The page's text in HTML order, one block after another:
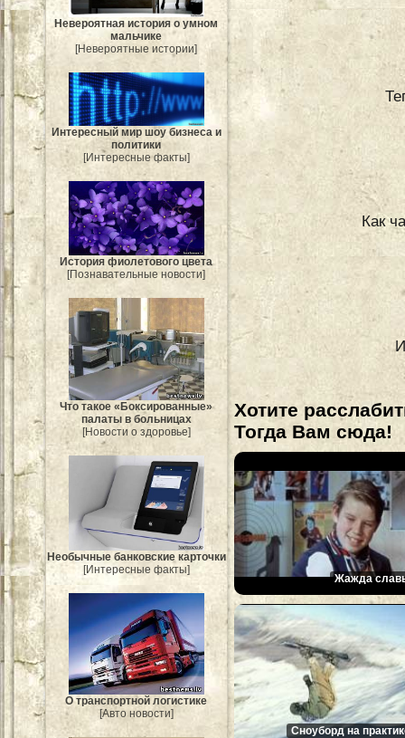
Невероятная история о умном
мальчике
[Невероятные истории]
Интересный мир шоу бизнеса и
политики
[Интересные факты]
История фиолетового цвета
[Познавательные новости]
Что такое «Боксированные»
палаты в больницах
[Новости о здоровье]
Необычные банковские карточки
[Интересные факты]
О транспортной логистике
[Авто новости]
Как
Хотите
Тогда Вам сюда!
Жажда
Сноуборд на